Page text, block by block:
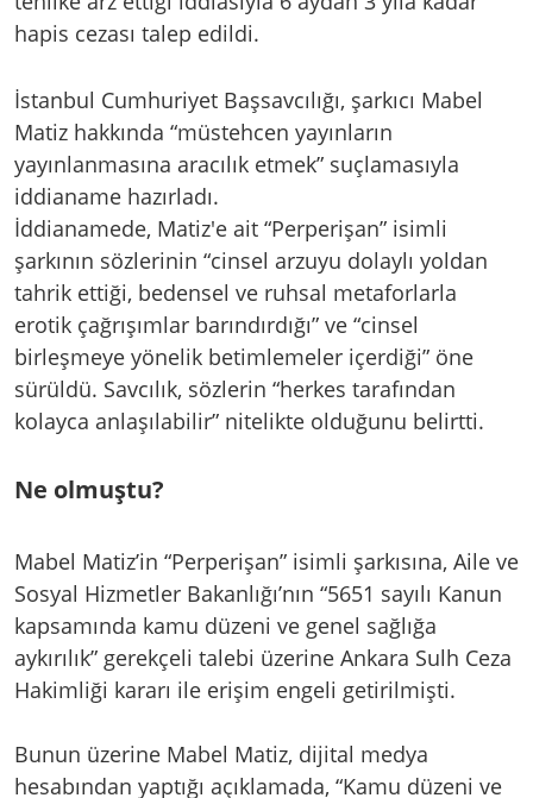
hapis cezası talep edildi.
İstanbul Cumhuriyet Başsavcılığı, şarkıcı Mabel
Matiz hakkında “müstehcen yayınların
yayınlanmasına aracılık etmek” suçlamasıyla
iddianame hazırladı.
İddianamede, Matiz'e ait “Perperişan” isimli
şarkının sözlerinin “cinsel arzuyu dolaylı yoldan
tahrik ettiği, bedensel ve ruhsal metaforlarla
erotik çağrışımlar barındırdığı” ve “cinsel
birleşmeye yönelik betimlemeler içerdiği” öne
sürüldü. Savcılık, sözlerin “herkes tarafından
kolayca anlaşılabilir” nitelikte olduğunu belirtti.
Ne olmuştu?
Mabel Matiz’in “Perperişan” isimli şarkısına, Aile ve
Sosyal Hizmetler Bakanlığı’nın “5651 sayılı Kanun
kapsamında kamu düzeni ve genel sağlığa
aykırılık” gerekçeli talebi üzerine Ankara Sulh Ceza
Hakimliği kararı ile erişim engeli getirilmişti.
Bunun üzerine Mabel Matiz, dijital medya
hesabından yaptığı açıklamada, “Kamu düzeni ve